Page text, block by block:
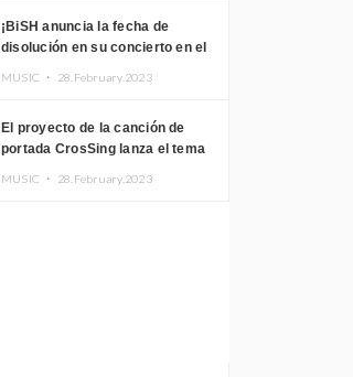
¡BiSH anuncia la fecha de
disolución en su concierto en el
MUSIC ・ 28.February.2023
El proyecto de la canción de
portada CrosSing lanza el tema
MUSIC ・ 28.February.2023